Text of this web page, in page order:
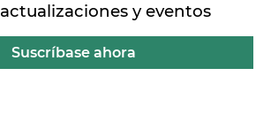
y eventos
Suscríbase ahora